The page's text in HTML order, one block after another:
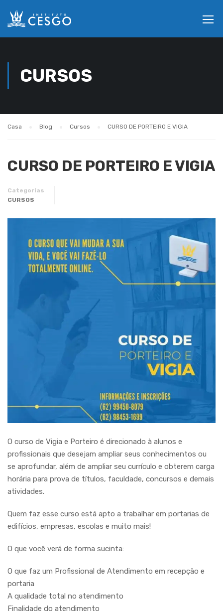
CURSOS
Casa Blog Cursos CURSO DE PORTEIRO E VIGIA
CURSO DE PORTEIRO E VIGIA
Categorias
CURSOS
O curso de Vigia e Porteiro é direcionado à alunos e
profissionais que desejam ampliar seus conhecimentos ou
se aprofundar, além de ampliar seu currículo e obterem carga
horária para prova de títulos, faculdade, concursos e demais
atividades.
Quem faz esse curso está apto a trabalhar em portarias de
edifícios, empresas, escolas e muito mais!
O que você verá de forma sucinta:
O que faz um Profissional de Atendimento em recepção e
portaria
A qualidade total no atendimento
Finalidade do atendimento